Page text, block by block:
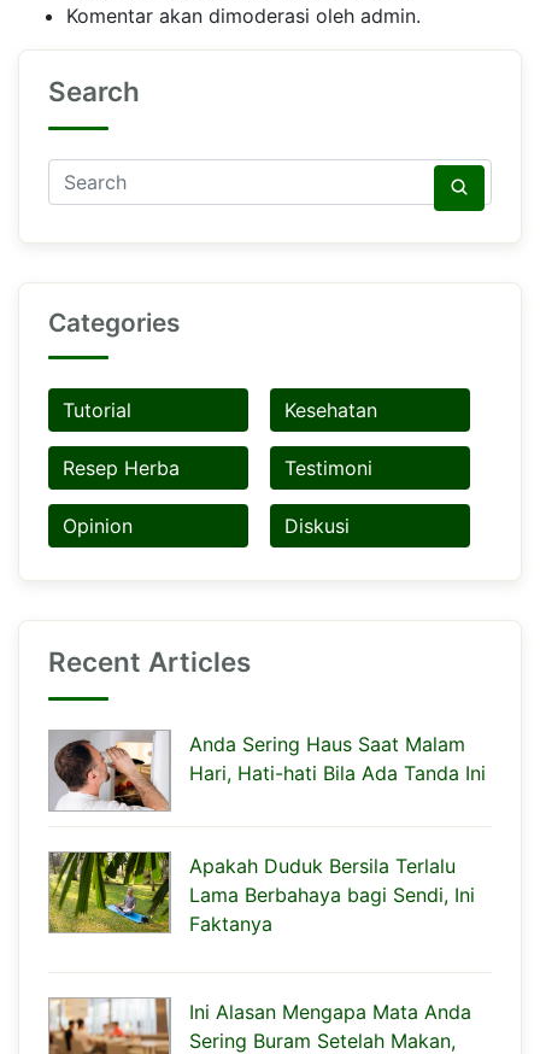
Komentar akan dimoderasi oleh admin.
Search
Categories
Tutorial Kesehatan
Resep Herba Testimoni
Opinion Diskusi
Recent Articles
Anda Sering Haus Saat Malam
Hari, Hati-hati Bila Ada Tanda Ini
Apakah Duduk Bersila Terlalu
Lama Berbahaya bagi Sendi, Ini
Faktanya
Ini Alasan Mengapa Mata Anda
Sering Buram Setelah Makan,